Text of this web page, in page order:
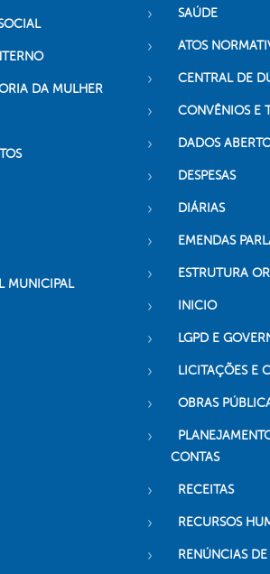
DA MULHER
MUNICIPAL
SAÚDE
ATOS
CENTRAL DE
CONVÊNIOS E
DADOS
DESPESAS
DIÁRIAS
EMENDAS
ESTRUTURA
INICIO
LGPD E
LICITAÇÕES E
OBRAS
CONTAS
RECEITAS
RECURSOS
RENÚNCIAS DE